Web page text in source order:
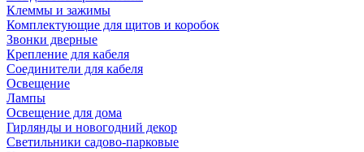
Клеммы и зажимы
Комплектующие для щитов и коробок
Звонки дверные
Крепление для кабеля
Соединители для кабеля
Освещение
Лампы
Освещение для дома
Гирлянды и новогодний декор
Светильники садово-парковые